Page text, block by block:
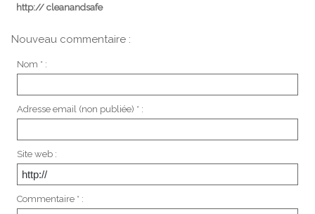
http:// cleanandsafe
Nouveau commentaire :
Nom * :
Adresse email (non publiée) * :
Site web :
Commentaire * :